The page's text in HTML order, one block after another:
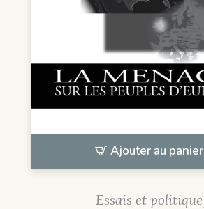
Ajouter au panier
Essais et politique